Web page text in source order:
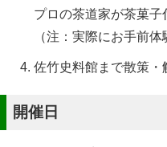
プロの茶道家が茶菓子
（注：実際にお手前
佐竹史料館まで散策・
開催日